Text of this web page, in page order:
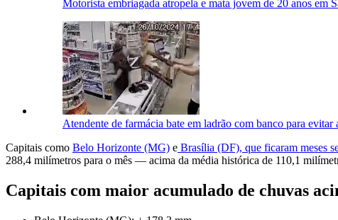
Motorista embriagada atropela e mata jovem de 20 anos em
Atendente de farmácia bate em ladrão com banco para evitar
Capitais como Belo Horizonte (MG) e Brasília (DF), que ficaram meses
288,4 milímetros para o mês — acima da média histórica de 110,1
Capitais com maior acumulado de chuvas